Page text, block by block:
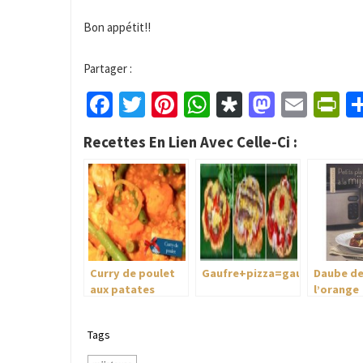
Bon appétit!!
Partager :
Facebook
Twitter
Pinterest
WhatsApp
Diaspora
Recettes En Lien Avec Celle-Ci :
Curry de poulet
aux patates
Gaufre+pizza=gaufrizzaDaube
l’orange
Tags